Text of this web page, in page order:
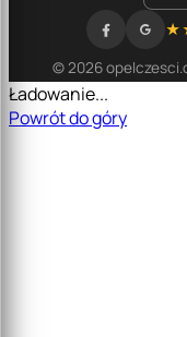
© 2026
Ładowanie...
Powrót do góry